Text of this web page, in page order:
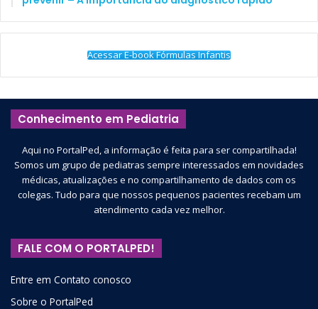
Acessar E-book Fórmulas Infantis
Conhecimento em Pediatria
Aqui no PortalPed, a informação é feita para ser compartilhada!
Somos um grupo de pediatras sempre interessados em novidades
médicas, atualizações e no compartilhamento de dados com os
colegas. Tudo para que nossos pequenos pacientes recebam um
atendimento cada vez melhor.
FALE COM O PORTALPED!
Entre em Contato conosco
Sobre o PortalPed